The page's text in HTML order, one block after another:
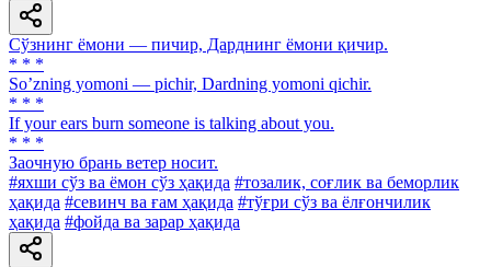
Сўзнинг ёмони — пичир, Дарднинг ёмони қичир.
* * *
Soʼzning yomoni — pichir, Dardning yomoni qichir.
* * *
If your ears burn someone is talking about you.
* * *
Заочную брань ветер носит.
#яхши сўз ва ёмон сўз ҳақида #тозалик, соғлик ва беморлик
ҳақида #севинч ва ғам ҳақида #тўғри сўз ва ёлғончилик
ҳақида #фойда ва зарар ҳақида